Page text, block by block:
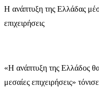
Η ανάπτυξη της Ελλάδας
επιχειρήσεις
«Η ανάπτυξη της Ελλάδος
μεσαίες επιχειρήσεις»